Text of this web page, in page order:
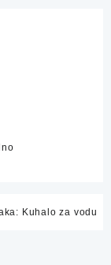
Kuhalo za vodu